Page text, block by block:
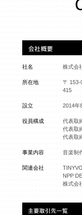
社名 株式会
所在地
〒
415
設立 2014年
役員構成
代表取
代表取
代表取
事業内容 音楽制
関連会社
NPP
株式会